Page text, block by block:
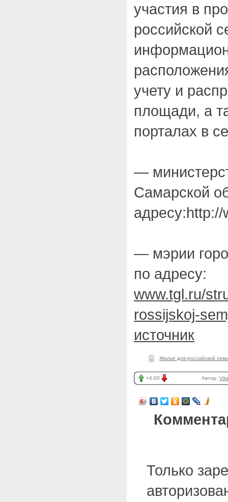
участия в
российской
учету и
площади, а
порталах в
—
Самарской
— мэрии
по адресу:
www.tgl.ru/
rossijskoj-
источник
Жильё для российской
+4.00 Автор:
Только